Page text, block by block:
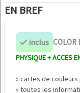
EN BREF
inclus COLOR
PHYSIQUE + ACCES
» cartes de couleurs
» toutes les